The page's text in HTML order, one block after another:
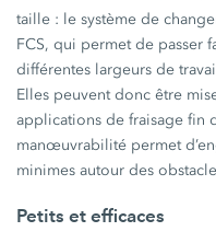
taille : le système de
FCS, qui permet de passer
différentes largeurs de
Elles peuvent donc être
applications de fraisage fin
manœuvrabilité permet
minimes autour des
Petits et efficaces